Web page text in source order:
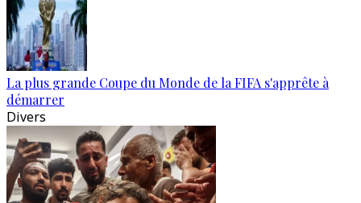
La plus grande Coupe du Monde de la FIFA s'apprête à
démarrer
Divers